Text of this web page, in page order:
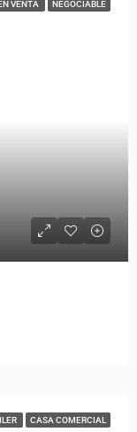
VENTA NEGOCIABLE
CASA COMERCIAL